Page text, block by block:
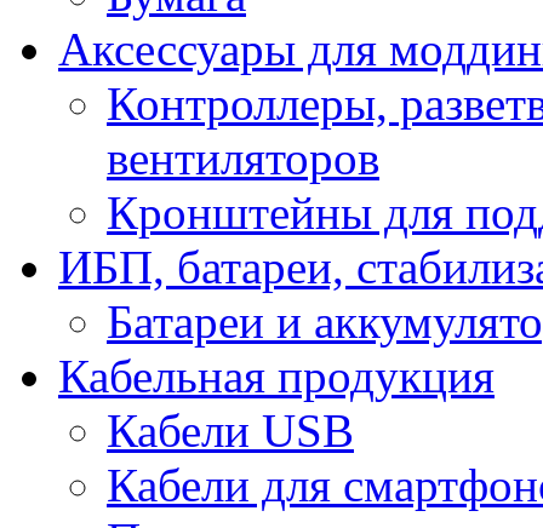
Аксессуары для
Контроллеры,
вентиляторов
Кронштейны для
ИБП, батареи,
Батареи и
Кабельная продукция
Кабели USB
Кабели для